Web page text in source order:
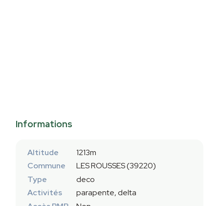
Informations
Altitude
1213m
Commune
LES ROUSSES (39220)
Type
deco
Activités
parapente, delta